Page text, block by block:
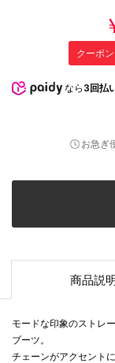
クーポ
なら 3回払
お急ぎ
商品説
モードな印象のストレ
ブーツ。
チェーンがアクセント